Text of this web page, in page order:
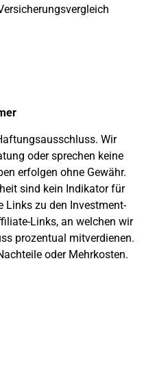
Wir
oder sprechen keine
erfolgen ohne Gewähr.
sind kein Indikator für
Links zu den Investment-
Links, an welchen wir
prozentual mitverdienen.
oder Mehrkosten.